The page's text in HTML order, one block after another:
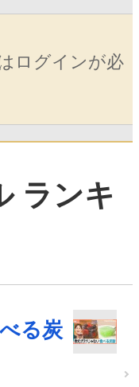
ログインが必
ランキ
る炭